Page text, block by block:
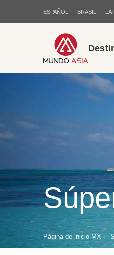
ESPAÑOL BRASIL
Página de inicio MX